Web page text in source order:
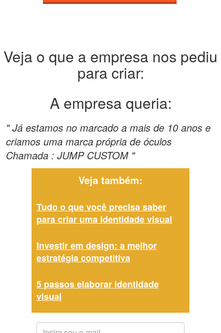
Veja o que a empresa nos pediu
para criar:
A empresa queria:
" Já estamos no marcado a mais de 10 anos e
criamos uma marca própria de óculos
Chamada : JUMP CUSTOM "
Veja também:
Tudo o que você precisa saber
para criar uma identidade visual
Investir em design: a melhor
estratégia competitiva
5 passos elaborar identidade
visual